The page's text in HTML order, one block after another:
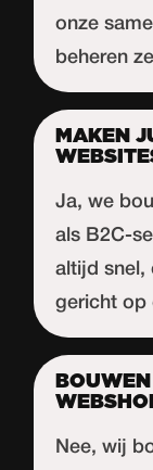
onze
beheren
MAKEN
Ja, we
als B2C-
altijd snel,
gericht op
Nee, wij